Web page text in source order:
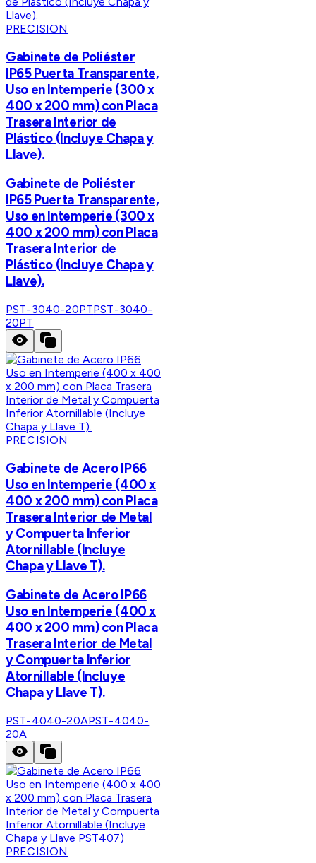
PRECISION
Gabinete de Poliéster
IP65 Puerta Transparente,
Uso en Intemperie (300 x
400 x 200 mm) con Placa
Trasera Interior de
Plástico (Incluye Chapa y
Llave).
Gabinete de Poliéster
IP65 Puerta Transparente,
Uso en Intemperie (300 x
400 x 200 mm) con Placa
Trasera Interior de
Plástico (Incluye Chapa y
Llave).
PST-3040-20PTPST-3040-
20PT
PRECISION
Gabinete de Acero IP66
Uso en Intemperie (400 x
400 x 200 mm) con Placa
Trasera Interior de Metal
y Compuerta Inferior
Atornillable (Incluye
Chapa y Llave T).
Gabinete de Acero IP66
Uso en Intemperie (400 x
400 x 200 mm) con Placa
Trasera Interior de Metal
y Compuerta Inferior
Atornillable (Incluye
Chapa y Llave T).
PST-4040-20APST-4040-
20A
PRECISION